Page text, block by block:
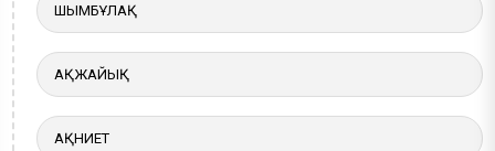
ШЫМБҰЛАҚ
АҚЖАЙЫҚ
АҚНИЕТ